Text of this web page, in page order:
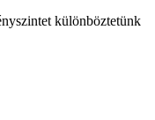
különböztetünk